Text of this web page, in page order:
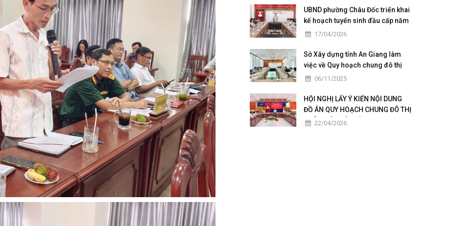
UBND phường Châu Đốc triển khai
kế hoạch tuyển sinh đầu cấp năm
học 2026 – 2027
17/04/2026
Sở Xây dựng tỉnh An Giang làm
việc về Quy hoạch chung đô thị
Châu Đốc – Vĩnh Tế giai đoạn
06/11/2025
HỘI NGHỊ LẤY Ý KIẾN NỘI DUNG
ĐỒ ÁN QUY HOẠCH CHUNG ĐÔ THỊ
CHÂU ĐỐC ĐẾN NĂM 2050
22/04/2026